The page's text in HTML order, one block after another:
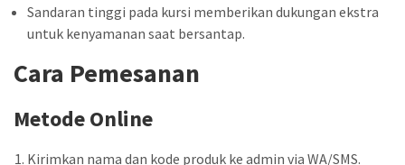
Sandaran tinggi pada kursi memberikan dukungan ekstra
untuk kenyamanan saat bersantap.
Cara Pemesanan
Metode Online
Kirimkan nama dan kode produk ke admin via WA/SMS.